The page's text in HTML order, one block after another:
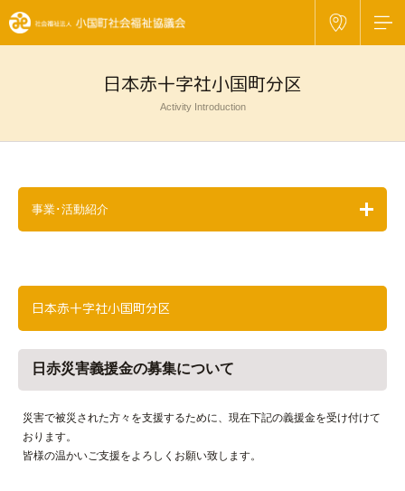
日本赤十字社小国町分区
Activity Introduction
事業･活動紹介
日本赤十字社小国町分区
日赤災害義援金の募集について
災害で被災された方々を支援するために、現在下記の義援金を受け付けて
おります。
皆様の温かいご支援をよろしくお願い致します。